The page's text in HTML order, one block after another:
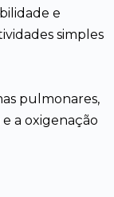
e
simples
pulmonares,
a oxigenação